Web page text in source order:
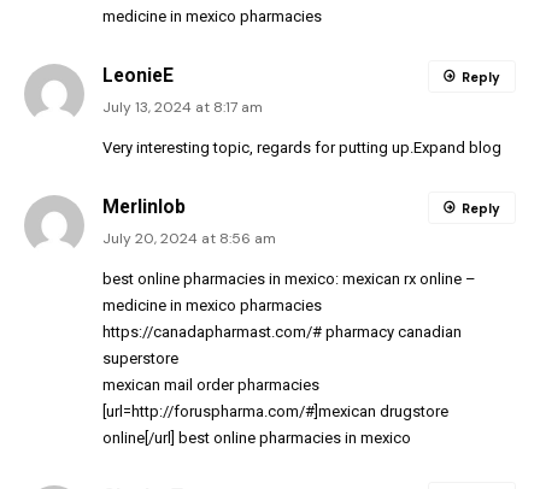
medicine in mexico pharmacies
LeonieE
July 13, 2024 at 8:17 am
Very interesting topic, regards for putting up. Expand blog
Reply
Merlinlob
July 20, 2024 at 8:56 am
best online pharmacies in mexico: mexican rx online –
medicine in mexico pharmacies
https://canadapharmast.com/# pharmacy canadian
superstore
mexican mail order pharmacies
[url=http://foruspharma.com/#]mexican drugstore
online[/url] best online pharmacies in mexico
Reply